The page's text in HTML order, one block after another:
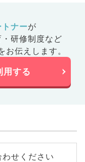
ナーが
研修制度など
伝えします。
用する
せください